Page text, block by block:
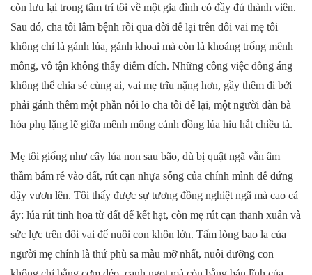
còn lưu lại trong tâm trí tôi về một gia đình có đầy đủ thành viên.
Sau đó, cha tôi lâm bệnh rồi qua đời để lại trên đôi vai mẹ tôi
không chỉ là gánh lúa, gánh khoai mà còn là khoảng trống mênh
mông, vô tận không thấy điểm đích. Những công việc đồng áng
không thể chia sẻ cùng ai, vai mẹ trĩu nặng hơn, gầy thêm đi bởi
phải gánh thêm một phần nỗi lo cha tôi để lại, một người đàn bà
hóa phụ lặng lẽ giữa mênh mông cánh đồng lúa hiu hắt chiều tà.
Mẹ tôi giống như cây lúa non sau bão, dù bị quật ngã vẫn âm
thầm bám rễ vào đất, rút cạn nhựa sống của chính mình để đứng
dậy vươn lên. Tôi thấy được sự tương đồng nghiệt ngã mà cao cả
ấy: lúa rút tinh hoa từ đất để kết hạt, còn mẹ rút cạn thanh xuân và
sức lực trên đôi vai để nuôi con khôn lớn. Tấm lòng bao la của
người mẹ chính là thứ phù sa màu mỡ nhất, nuôi dưỡng con